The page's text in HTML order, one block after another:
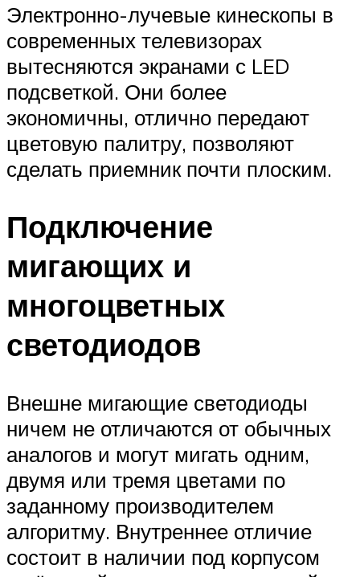
Электронно-лучевые кинескопы в
современных телевизорах
вытесняются экранами с LED
подсветкой. Они более
экономичны, отлично передают
цветовую палитру, позволяют
сделать приемник почти плоским.
Подключение
мигающих и
многоцветных
светодиодов
Внешне мигающие светодиоды
ничем не отличаются от обычных
аналогов и могут мигать одним,
двумя или тремя цветами по
заданному производителем
алгоритму. Внутреннее отличие
состоит в наличии под корпусом